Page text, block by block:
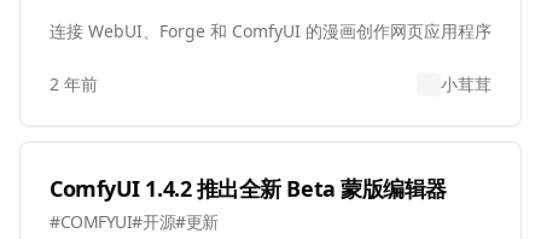
连接 WebUI、Forge 和 ComfyUI 的漫画创作网页应用程序
2 年前 小茸茸
ComfyUI 1.4.2 推出全新 Beta 蒙版编辑器
#COMFYUI#开源#更新